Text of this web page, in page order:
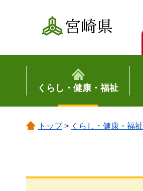
宮崎県
くらし・健康・福祉
トップ> くらし・健康・福祉